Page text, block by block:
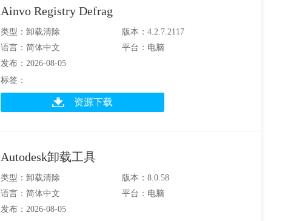
Ainvo Registry Defrag
类型：卸载清除
版本：4.2.7.2117
语言：简体中文
平台：电脑
发布：2026-08-05
标签：
资源下载
Autodesk卸载工具
类型：卸载清除
版本：8.0.58
语言：简体中文
平台：电脑
发布：2026-08-05